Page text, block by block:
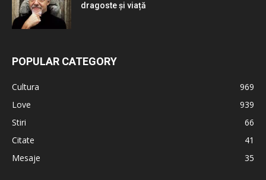
dragoste și viață
POPULAR CATEGORY
Cultura
969
Love
939
Stiri
66
Citate
41
Mesaje
35